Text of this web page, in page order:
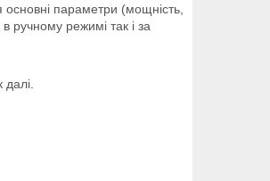
параметри (мощність,
ручному режимі так і за